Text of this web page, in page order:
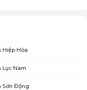
Hiệp Hòa
Lục Nam
Sơn Động